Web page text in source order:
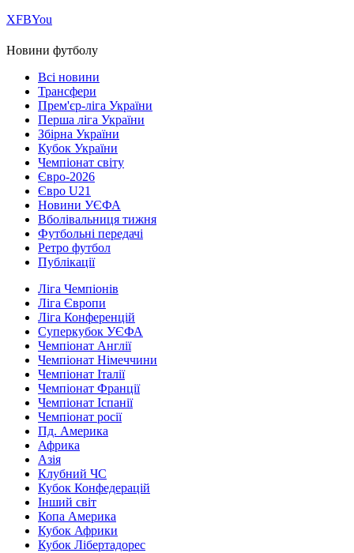
ХFBYou
Новини футболу
Всі новини
Трансфери
Прем'єр-ліга України
Перша ліга України
Збірна України
Кубок України
Чемпіонат світу
Євро-2026
Євро U21
Новини УЄФА
Вболівальниця тижня
Футбольні передачі
Ретро футбол
Публікації
Ліга Чемпіонів
Ліга Європи
Ліга Конференцій
Суперкубок УЄФА
Чемпіонат Англії
Чемпіонат Німеччини
Чемпіонат Італії
Чемпіонат Франції
Чемпіонат Іспанії
Чемпіонат росії
Пд. Америка
Африка
Азія
Клубний ЧС
Кубок Конфедерацій
Інший світ
Копа Америка
Кубок Африки
Кубок Лібертадорес